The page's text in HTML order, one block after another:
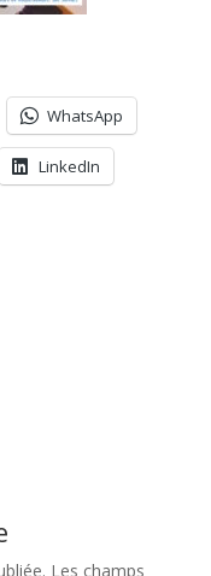
WhatsApp
LinkedIn
Les champs